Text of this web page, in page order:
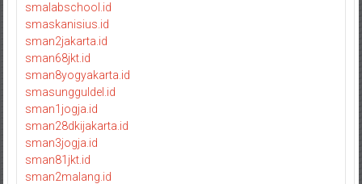
smalabschool.id
smaskanisius.id
sman2jakarta.id
sman68jkt.id
sman8yogyakarta.id
smasungguldel.id
sman1jogja.id
sman28dkijakarta.id
sman3jogja.id
sman81jkt.id
sman2malang.id